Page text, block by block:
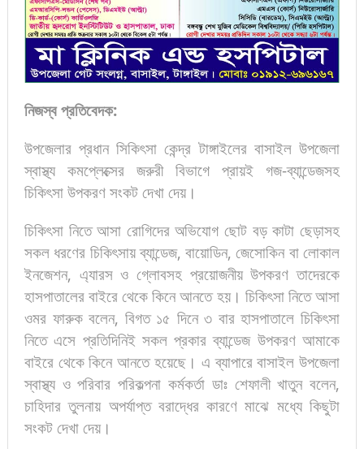
নিজস্ব প্রতিবেদক:
উপজেলার প্রধান সিকিৎসা কেন্দ্র টাঙ্গাইলের বাসাইল উপজেলা
স্বাস্থ্য কমপ্লেক্সের জরুরী বিভাগে প্রায়ই গজ-ব্যান্ডেজসহ
চিকিৎসা উপকরণ সংকট দেখা দেয়।
চিকিৎসা নিতে আসা রোগিদের অভিযোগ ছোট বড় কাটা ছেড়াসহ
সকল ধরণের চিকিৎসায় ব্যান্ডেজ, বায়োডিন, জেসোকিন বা লোকাল
ইনজেশন, এ্যারস ও গ্লোবসহ প্রয়োজনীয় উপকরণ তাদেরকে
হাসপাতালের বাইরে থেকে কিনে আনতে হয়। চিকিৎসা নিতে আসা
ওমর ফারুক বলেন, বিগত ১৫ দিনে ৩ বার হাসপাতালে চিকিৎসা
নিতে এসে প্রতিদিনিই সকল প্রকার ব্যান্ডেজ উপকরণ আমাকে
বাইরে থেকে কিনে আনতে হয়েছে। এ ব্যাপারে বাসাইল উপজেলা
স্বাস্থ্য ও পরিবার পরিকল্পনা কর্মকর্তা ডাঃ শেফালী খাতুন বলেন,
চাহিদার তুলনায় অপর্যাপ্ত বরাদ্ধের কারণে মাঝে মধ্যে কিছুটা
সংকট দেখা দেয়।